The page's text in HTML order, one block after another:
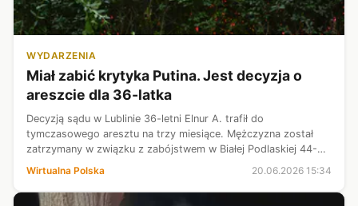
WYDARZENIA
Miał zabić krytyka Putina. Jest decyzja o
areszcie dla 36-latka
Decyzją sądu w Lublinie 36-letni Elnur A. trafił do
tymczasowego aresztu na trzy miesiące. Mężczyzna został
zatrzymany w związku z zabójstwem w Białej Podlaskiej 44-
przyznał się do winy. Od...
Wirtualna Polska 20.06.2026 15:34